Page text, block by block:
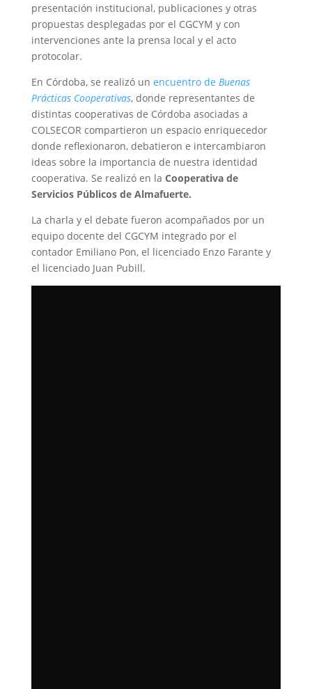
presentación institucional, publicaciones y otras
propuestas desplegadas por el CGCYM y con
intervenciones ante la prensa local y el acto
protocolar.
En Córdoba, se realizó un encuentro de Buenas
Prácticas Cooperativas, donde representantes de
distintas cooperativas de Córdoba asociadas a
COLSECOR compartieron un espacio enriquecedor
donde reflexionaron, debatieron e intercambiaron
ideas sobre la importancia de nuestra identidad
cooperativa. Se realizó en la Cooperativa de
Servicios Públicos de Almafuerte.
La charla y el debate fueron acompañados por un
equipo docente del CGCYM integrado por el
contador Emiliano Pon, el licenciado Enzo Farante y
el licenciado Juan Pubill.